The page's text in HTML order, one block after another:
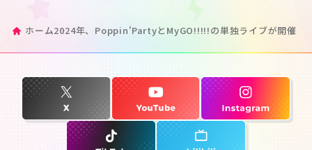
ホーム2024年、Poppin'PartyとMyGO!!!!!の単独ライブが開催！